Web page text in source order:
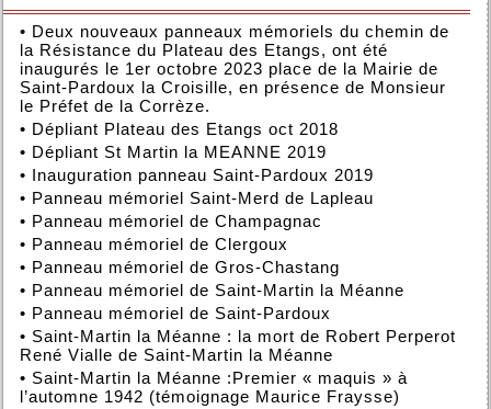
• Deux nouveaux panneaux mémoriels du chemin de
la Résistance du Plateau des Etangs, ont été
inaugurés le 1er octobre 2023 place de la Mairie de
Saint-Pardoux la Croisille, en présence de Monsieur
le Préfet de la Corrèze.
• Dépliant Plateau des Etangs oct 2018
• Dépliant St Martin la MEANNE 2019
• Inauguration panneau Saint-Pardoux 2019
• Panneau mémoriel Saint-Merd de Lapleau
• Panneau mémoriel de Champagnac
• Panneau mémoriel de Clergoux
• Panneau mémoriel de Gros-Chastang
• Panneau mémoriel de Saint-Martin la Méanne
• Panneau mémoriel de Saint-Pardoux
• Saint-Martin la Méanne : la mort de Robert Perperot
René Vialle de Saint-Martin la Méanne
• Saint-Martin la Méanne :Premier « maquis » à
l’automne 1942 (témoignage Maurice Fraysse)